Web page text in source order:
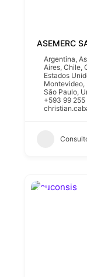
ASEMERC
Argentina,
Aires,Chile,
Estados
Montevideo,
São Paulo,
+593 99